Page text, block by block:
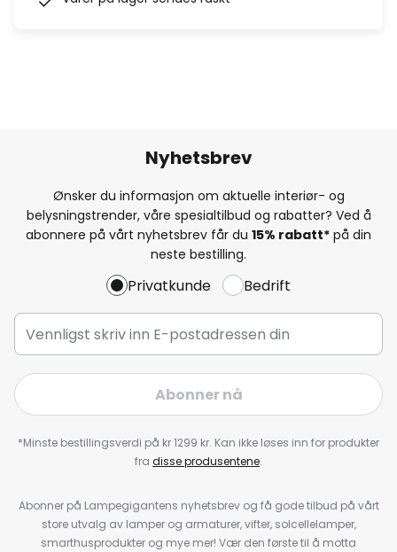
Nyhetsbrev
Ønsker du informasjon om aktuelle interiør- og
belysningstrender, våre spesialtilbud og rabatter? Ved å
abonnere på vårt nyhetsbrev får du 15% rabatt* på din
neste bestilling.
Privatkunde Bedrift
Abonner nå
*Minste bestillingsverdi på kr 1299 kr. Kan ikke løses inn for produkter
fra disse produsentene.
Abonner på Lampegigantens nyhetsbrev og få gode tilbud på vårt
store utvalg av lamper og armaturer, vifter, solcellelamper,
smarthusprodukter og mye mer! Vær den første til å motta